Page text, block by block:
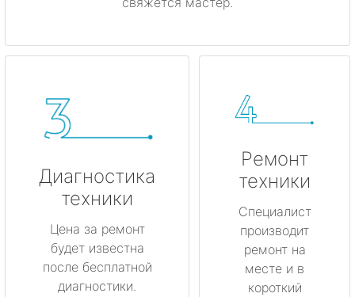
Коммунар
Кудрово
Лодейное Поле
Луга
Любань
Мурино
Никольское
Диагностика
техники
Цена за ремонт
будет известна
после бесплатной
диагностики.
Ремонт
техники
Специалист
производит
ремонт на
месте и в
короткий